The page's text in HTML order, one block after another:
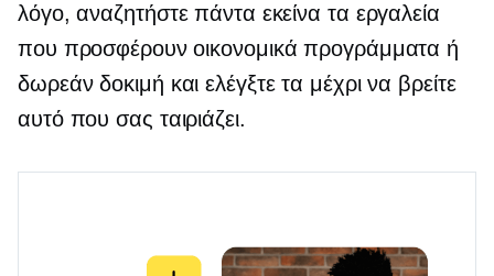
λόγο, αναζητήστε πάντα εκείνα τα εργαλεία
που προσφέρουν οικονομικά προγράμματα ή
δωρεάν δοκιμή και ελέγξτε τα μέχρι να βρείτε
αυτό που σας ταιριάζει.